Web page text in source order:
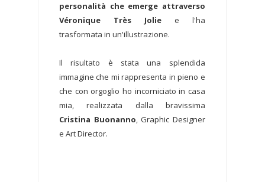
personalità che emerge attraverso
Véronique Très Joliee l'ha
trasformata in un'illustrazione.
Il risultato è stata una splendida
immagine che mi rappresenta in pieno e
che con orgoglio ho incorniciato in casa
mia, realizzata dalla bravissima
Cristina Buonanno, Graphic Designer
e Art Director.